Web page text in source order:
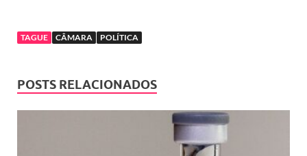
TAGUE CÂMARA POLÍTICA
POSTS RELACIONADOS